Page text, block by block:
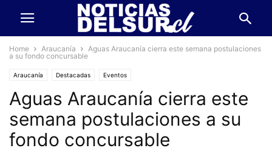
Home Araucanía
Aguas Araucanía cierra este semana postulaciones
a su fondo concursable
Araucanía Destacadas Eventos
Aguas Araucanía cierra este
semana postulaciones a su
fondo concursable